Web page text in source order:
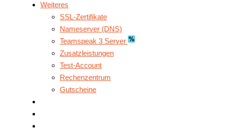
Weiteres
SSL-Zertifikate
Nameserver (DNS)
Teamspeak 3 Server
Zusatzleistungen
Test-Account
Rechenzentrum
Gutscheine